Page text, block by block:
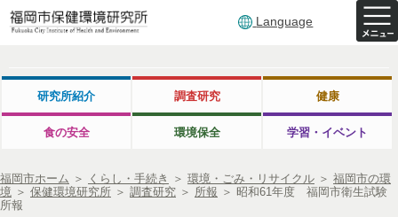
Language
研究所紹介 調査研究 健康
食の安全 環境保全 学習・イベント
福岡市ホーム ＞ くらし・手続き ＞ 環境・ごみ・リサイクル ＞ 福岡市の環
境 ＞ 保健環境研究所 ＞ 調査研究 ＞ 所報 ＞ 昭和61年度 福岡市衛生試験
所報